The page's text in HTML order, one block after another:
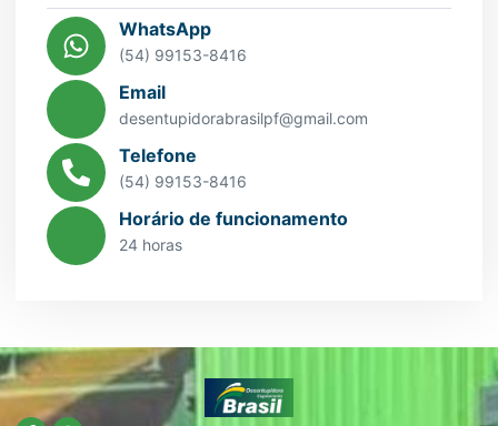
WhatsApp
(54) 99153-8416
Email
desentupidorabrasilpf@gmail.com
Telefone
(54) 99153-8416
Horário de funcionamento
24 horas